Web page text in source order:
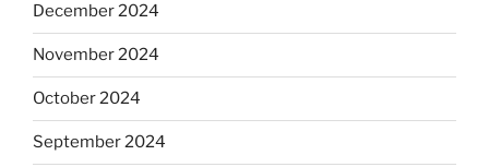
December 2024
November 2024
October 2024
September 2024